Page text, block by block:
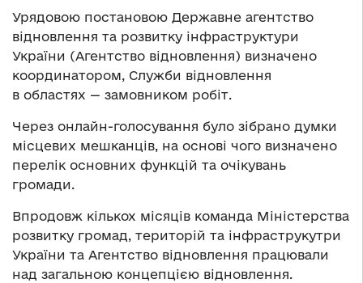
Урядовою постановою Державне агентство
відновлення та розвитку інфраструктури
України (Агентство відновлення) визначено
координатором, Служби відновлення
в областях — замовником робіт.
Через онлайн-голосування було зібрано думки
місцевих мешканців, на основі чого визначено
перелік основних функцій та очікувань
громади.
Впродовж кількох місяців команда Міністерства
розвитку громад, територій та інфраструкутри
України та Агентство відновлення працювали
над загальною концепцією відновлення.